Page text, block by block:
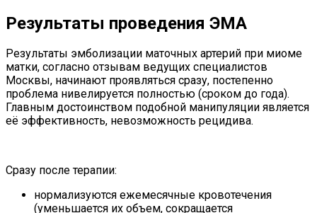
Результаты проведения ЭМА
Результаты эмболизации маточных артерий при миоме
матки, согласно отзывам ведущих специалистов
Москвы, начинают проявляться сразу, постепенно
проблема нивелируется полностью (сроком до года).
Главным достоинством подобной манипуляции является
её эффективность, невозможность рецидива.
Сразу после терапии:
нормализуются ежемесячные кровотечения
(уменьшается их объем, сокращается